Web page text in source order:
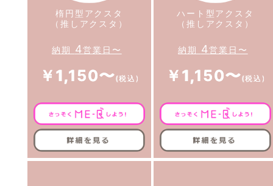
楕円型アクスタ
（推しアクスタ）
納期 4営業日〜
￥1,150〜
ハート型アクスタ
（推しアクスタ）
納期 4営業日〜
￥1,150〜